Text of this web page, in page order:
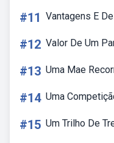
#11 Vantagens E
#12 Valor De Um
#13 Uma Mae
#14 Uma
#15 Um Trilho De